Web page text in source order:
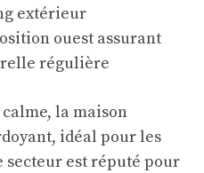
extérieur
ouest assurant
régulière
la maison
idéal pour les
secteur est réputé pour